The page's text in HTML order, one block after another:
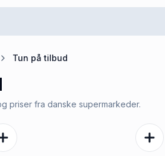
Tun på tilbud
priser fra danske supermarkeder.
4